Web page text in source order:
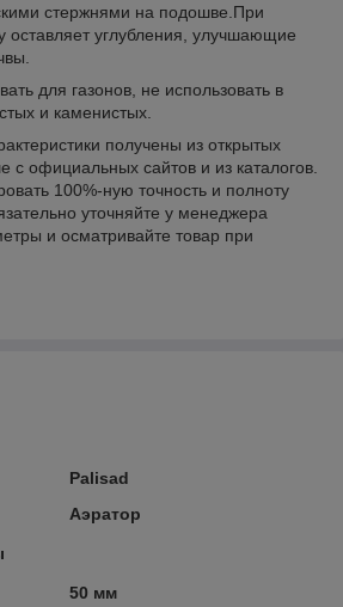
стержнями на подошве.При
оставляет углубления, улучшающие
для газонов, не использовать в
и каменистых.
получены из открытых
с официальных сайтов и из каталогов.
100%-ную точность и полноту
уточняйте у менеджера
и осматривайте товар при
Palisad
Аэратор
50 мм